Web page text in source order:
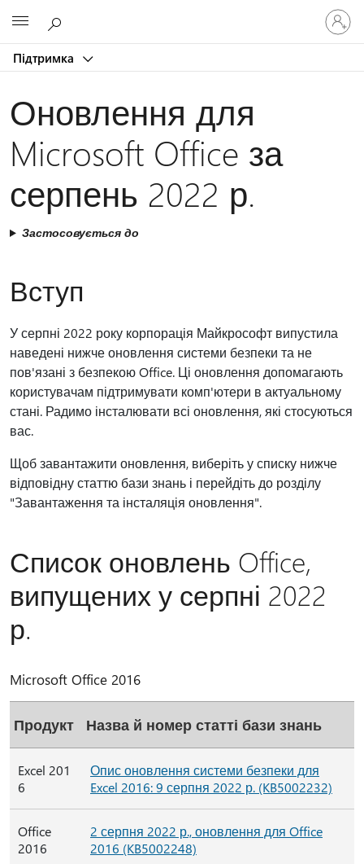
Підтримка
Увійдіть
свій
запис
Оновлення для
Microsoft Office за
серпень 2022 р.
Застосовується до
Вступ
У серпні 2022 року корпорація Майкрософт випустила
наведені нижче оновлення системи безпеки та не
пов'язані з безпекою Office. Ці оновлення допомагають
користувачам підтримувати комп'ютери в актуальному
стані. Радимо інсталювати всі оновлення, які стосуються
вас.
Щоб завантажити оновлення, виберіть у списку нижче
відповідну статтю бази знань і перейдіть до розділу
"Завантаження та інсталяція оновлення".
Список оновлень Office,
випущених у серпні 2022
р.
Microsoft Office 2016
Продукт Назва й номер статті бази знань
Excel 201
6
Опис оновлення системи безпеки для
Excel 2016: 9 серпня 2022 р. (KB5002232)
Office
2016
2 серпня 2022 р., оновлення для Office
2016 (KB5002248)